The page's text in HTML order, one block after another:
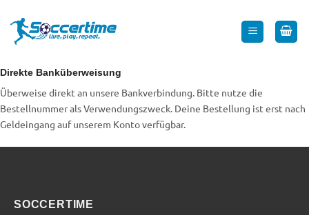
Inhalt
springen
Direkte Banküberweisung
Überweise direkt an unsere Bankverbindung. Bitte nutze die
Bestellnummer als Verwendungszweck. Deine Bestellung ist erst nach
Geldeingang auf unserem Konto verfügbar.
SOCCERTIME